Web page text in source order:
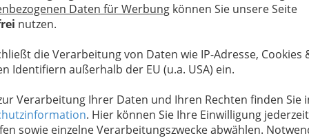
Daten für Werbung können Sie unsere Seite
nutzen.
die Verarbeitung von Daten wie IP-Adresse, Cookies
Identifiern außerhalb der EU (u.a. USA) ein.
Verarbeitung Ihrer Daten und Ihren Rechten finden Sie
. Hier können Sie Ihre Einwilligung jederzeit
sowie einzelne Verarbeitungszwecke abwählen.
Hochzeitstorte für den
Spitze